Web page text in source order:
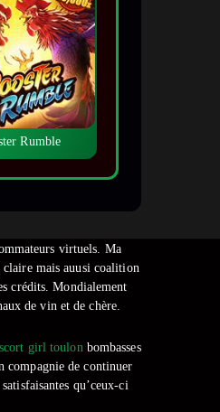
Rumble
virtuels. Ma
claire mais auusi coalition
crédits. Mondialement
de vin et de chère.
girl toulon bombasses
compagnie de continuer
qu’ceux-ci